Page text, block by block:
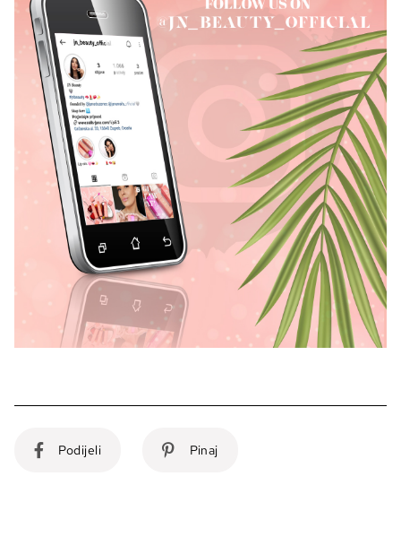
Podijeli Pinaj